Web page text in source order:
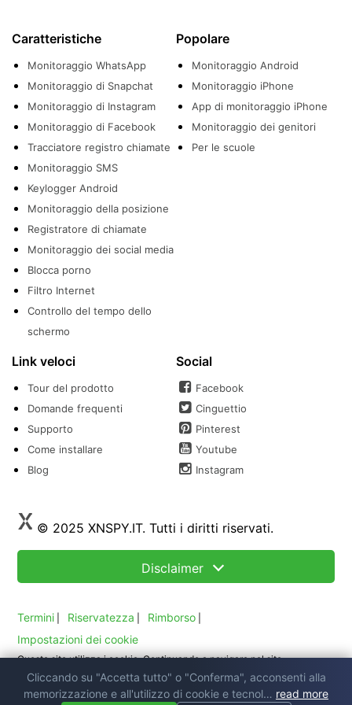
Caratteristiche
Monitoraggio WhatsApp
Monitoraggio di Snapchat
Monitoraggio di Instagram
Monitoraggio di Facebook
Tracciatore registro chiamate
Monitoraggio SMS
Keylogger Android
Monitoraggio della posizione
Registratore di chiamate
Monitoraggio dei social media
Blocca porno
Filtro Internet
Controllo del tempo dello
schermo
Popolare
Monitoraggio Android
Monitoraggio iPhone
App di monitoraggio iPhone
Monitoraggio dei genitori
Per le scuole
Link veloci
Tour del prodotto
Domande frequenti
Supporto
Come installare
Blog
Social
Facebook
Cinguettio
Pinterest
Youtube
Instagram
© 2025 XNSPY.IT. Tutti i diritti riservati.
Disclaimer
Termini Riservatezza Rimborso
Impostazioni dei cookie
Questo sito utilizza i cookie. Continuando a navigare nel sito
acconsenti al nostro utilizzo dei cookie. Leggi la nostracookiepolicy.
Cliccando su "Accetta tutto" o "Conferma", acconsenti alla
memorizzazione e all'utilizzo di cookie e tecnol… read more